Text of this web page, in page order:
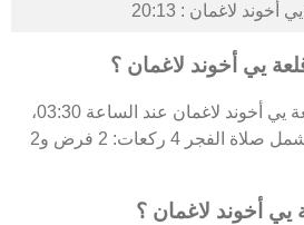
لاغمان : 20:13
يي أخوند لاغمان ؟
وقت بداية صلاة الفجر قلعة يي أخوند لاغمان عند الساعة 03:30،
ووقت النهاية هو 05:04. تشمل صلاة الفجر 4 ركعات: 2 فرض و2
يي أخوند لاغمان ؟